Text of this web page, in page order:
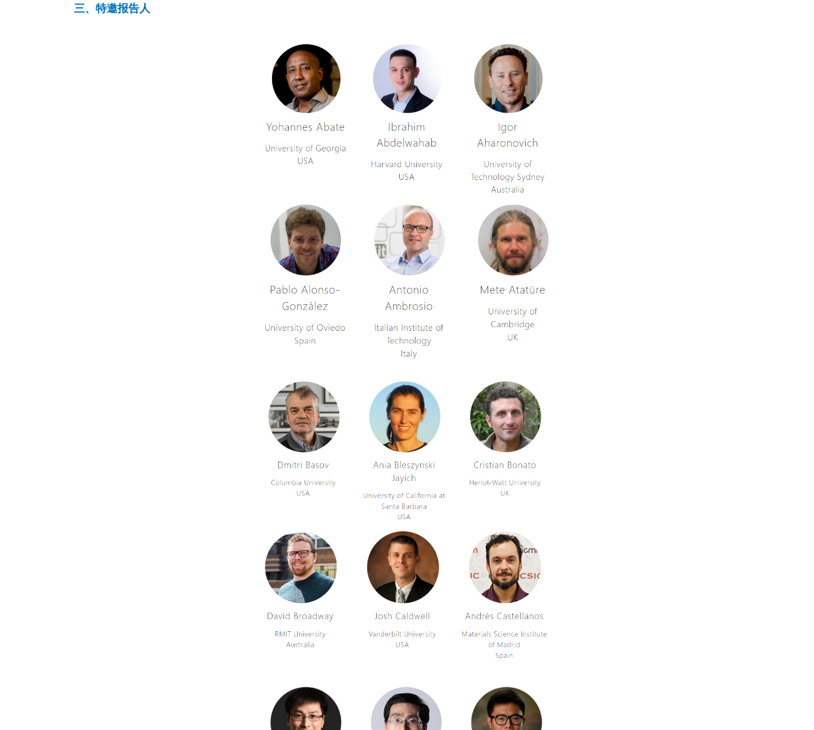
三、特邀报告人